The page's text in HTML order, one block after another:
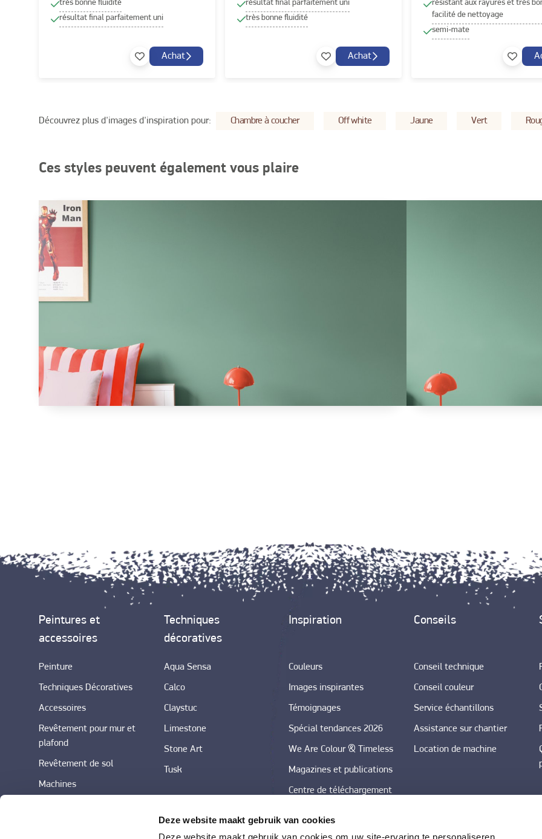
Deze website maakt gebruik van cookies
très bonne fluidité
résultat final parfaitement uni
Achat
résultat final parfaitement uni
très bonne fluidité
Achat
résistant aux rayures et très
facilité de nettoyage
semi-mate
Découvrez plus d'images d'inspiration pour: Chambre à coucher Off white Jaune Vert
Ces styles peuvent également vous plaire
Peintures et
accessoires
Peinture
Techniques Décoratives
Accessoires
Revêtement pour mur et
plafond
Revêtement de sol
Machines
Techniques
décoratives
Aqua Sensa
Calco
Claystuc
Limestone
Stone Art
Tusk
Inspiration
Couleurs
Images inspirantes
Témoignages
Spécial tendances 2026
We Are Colour & Timeless
Magazines et publications
Centre de téléchargement
Tendances couleurs dans
Conseils
Conseil technique
Conseil couleur
Service échantillons
Assistance sur chantier
Location de machine